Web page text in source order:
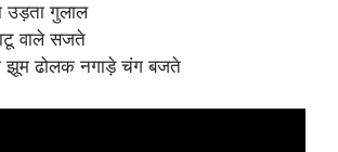
उड़ता गुलाल
वाले सजते
झूम ढोलक नगाड़े चंग बजते